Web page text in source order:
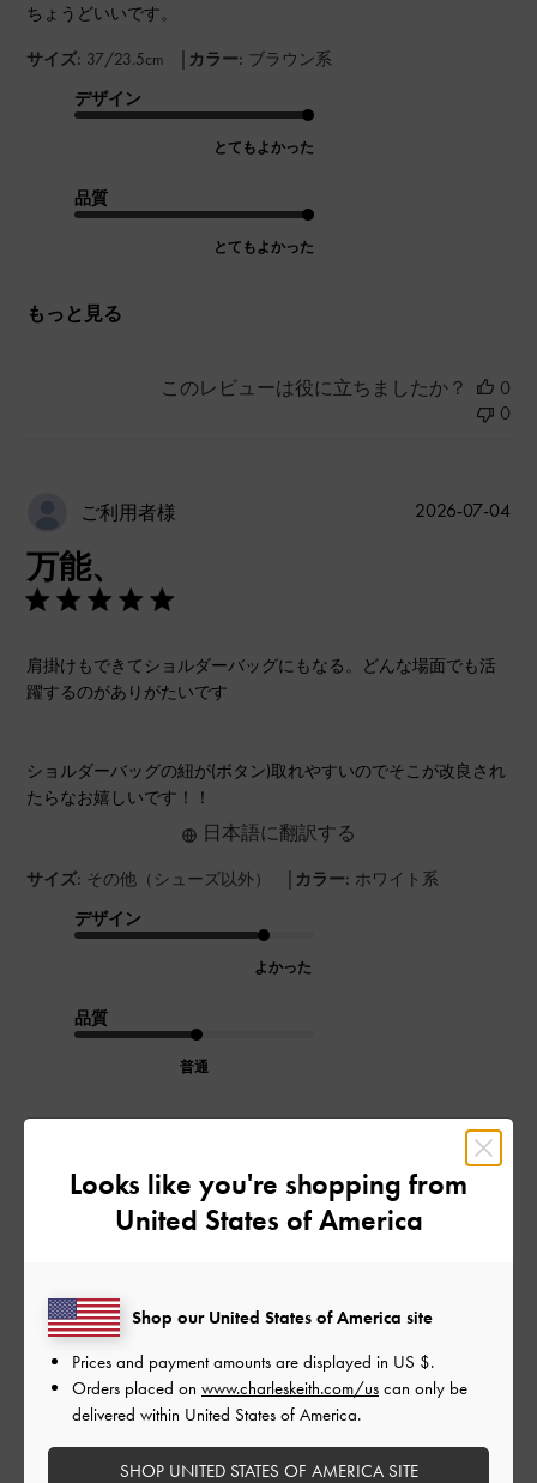
ちょうどいいです。
サイズ: 37/23.5cm | カラー: ブラウン系
デザイン
とてもよかった
品質
とてもよかった
もっと見る
このレビューは役に立ちましたか？
0
0
ご利用者様
万能、
肩掛けもできてショルダーバッグにもなる。どんな場面でも活
躍するのがありがたいです
ショルダーバッグの紐が(ボタン)取れやすいのでそこが改良され
たらなお嬉しいです！！
サイズ: その他（シューズ以外） | カラー: ホワイト系
デザイン
よかった
品質
普通
日本語に翻訳する
公
2026-07-04
このレビューは役に立ちましたか？
ご利用者様
初めてこのブランドのカバンを
購入しました。発送から梱包ま
でとても丁寧でした。バッグと
2026-05-26
Looks like you're shopping from
United States of America
Shop our United States of America site
Prices and payment amounts are displayed in US $.
Orders placed on www.charleskeith.com/us can only be
delivered within United States of America.
SHOP UNITED STATES OF AMERICA SITE